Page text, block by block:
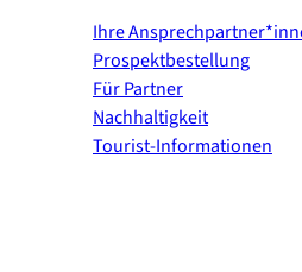
Ihre
Prospektbestellung
Für Partner
Nachhaltigkeit
Tourist-Informationen